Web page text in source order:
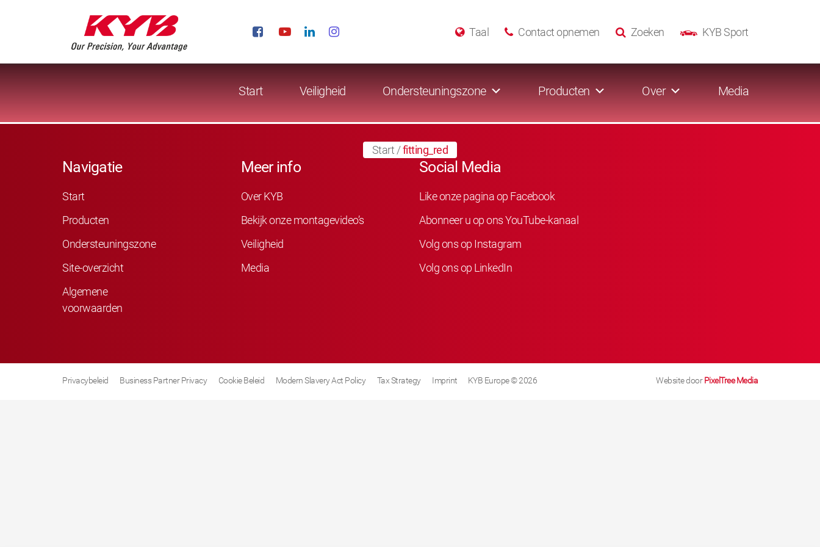
KYB Sport
Zoeken
Contact opnemen
Taal
Start Veiligheid Ondersteuningszone Producten Over Media
Start /fitting_red
Navigatie
Start
Producten
Ondersteuningszone
Site-overzicht
Algemene
voorwaarden
Meer info
Over KYB
Bekijk onze montagevideo’s
Veiligheid
Media
Social Media
Like onze pagina op Facebook
Abonneer u op ons YouTube-kanaal
Volg ons op Instagram
Volg ons op LinkedIn
Privacybeleid Business Partner Privacy Cookie Beleid Modern Slavery Act Policy Tax Strategy Imprint KYB Europe © 2026 Website doorPixelTree Media